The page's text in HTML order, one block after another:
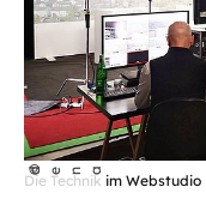
öffnet
© dena
Die Technik im